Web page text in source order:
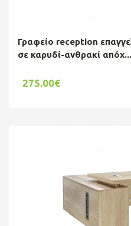
Γραφείο reception
σε καρυδί-ανθρακί απόχ...
275.00€